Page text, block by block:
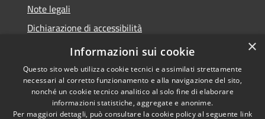
Note legali
Dichiarazione di accessibilità
Link app municipium
Copyright © 2026 • Comune di
×
Informazioni sui cookie
Questo sito web utilizza cookie tecnici e assimilati strettamente
necessari al corretto funzionamento e alla navigazione del sito,
nonché un cookie tecnico analitico al solo fine di elaborare
informazioni statistiche, aggregate e anonime.
Per maggiori dettagli, può consultare la cookie policy al seguente link